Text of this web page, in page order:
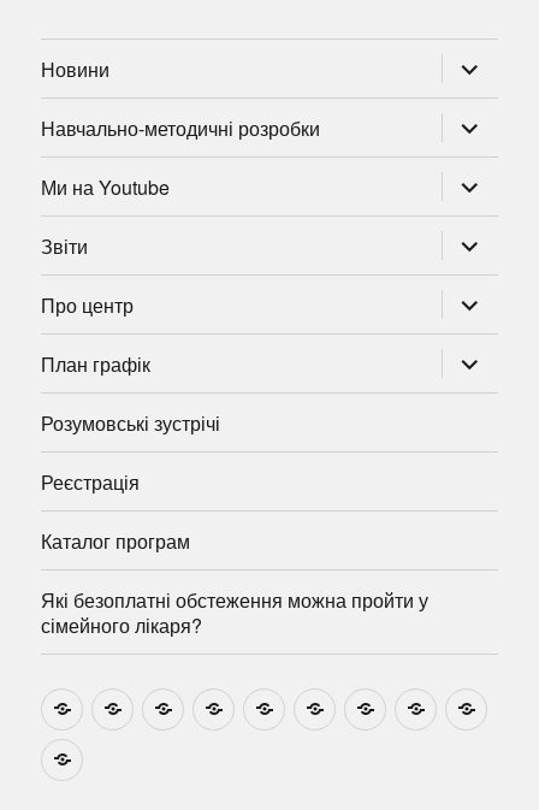
Новини
підменю
Навчально-методичні розробки
підменю
Ми на Youtube
підменю
Звіти
підменю
Про центр
підменю
План графік
підменю
Розумовські зустрічі
Реєстрація
Каталог програм
Які безоплатні обстеження можна пройти у
сімейного лікаря?
НовиниНавчально-
методичні
Ми
на
Звіти Про
центр
План
графік
Розумовські
зустрічі
Реєстрація
Які
безоплатні